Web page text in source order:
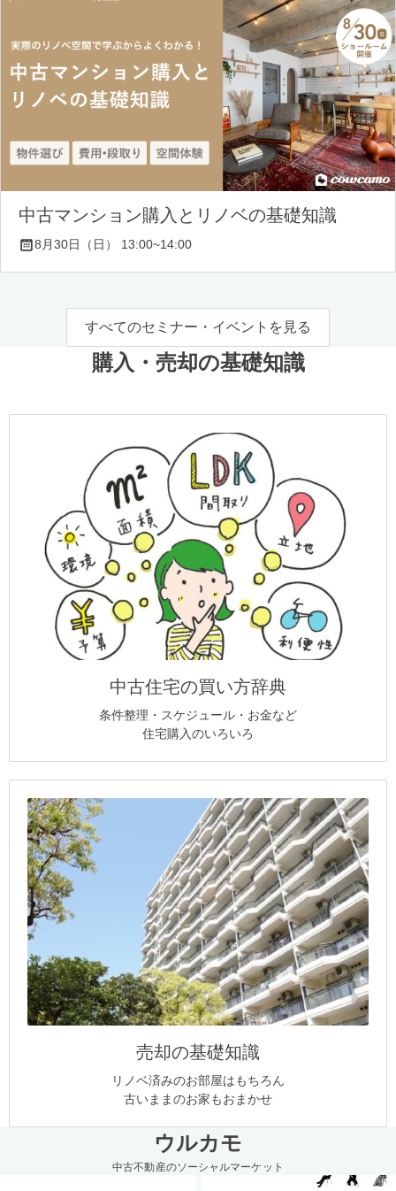
中古マンション購入とリノベの基礎知識
8月30日（日） 13:00~14:00
すべてのセミナー・イベントを見る
購入・売却の基礎知識
中古住宅の買い方辞典
条件整理・スケジュール・お金など
住宅購入のいろいろ
売却の基礎知識
リノベ済みのお部屋はもちろん
古いままのお家もおまかせ
ウルカモ
中古不動産のソーシャルマーケット